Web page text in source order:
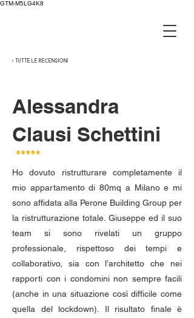
GTM-M5LG4K8
< TUTTE LE RECENSIONI
Alessandra
Clausi Schettini
Ho dovuto ristrutturare completamente il
mio appartamento di 80mq a Milano e mi
sono affidata alla Perone Building Group per
la ristrutturazione totale. Giuseppe ed il suo
team si sono rivelati un gruppo
professionale, rispettoso dei tempi e
collaborativo, sia con l’architetto che nei
rapporti con i condomini non sempre facili
(anche in una situazione così difficile come
quella del lockdown). Il risultato finale è